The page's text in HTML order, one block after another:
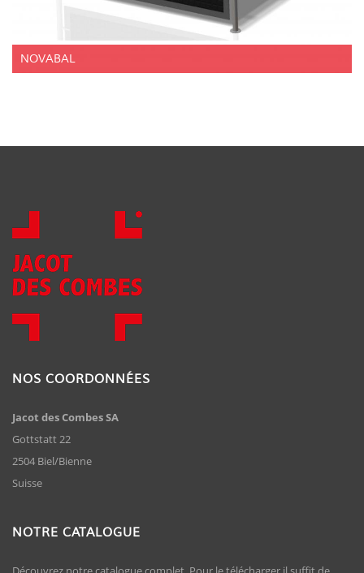
NOVABAL
NOS COORDONNÉES
Jacot des Combes SA
Gottstatt 22
2504 Biel/Bienne
Suisse
NOTRE CATALOGUE